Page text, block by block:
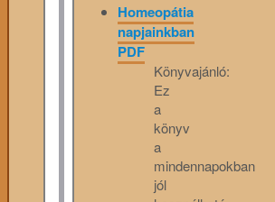
Homeopátia
napjainkban
PDF
Könyvajánló:
Ez
a
könyv
a
mindennapokban
jól